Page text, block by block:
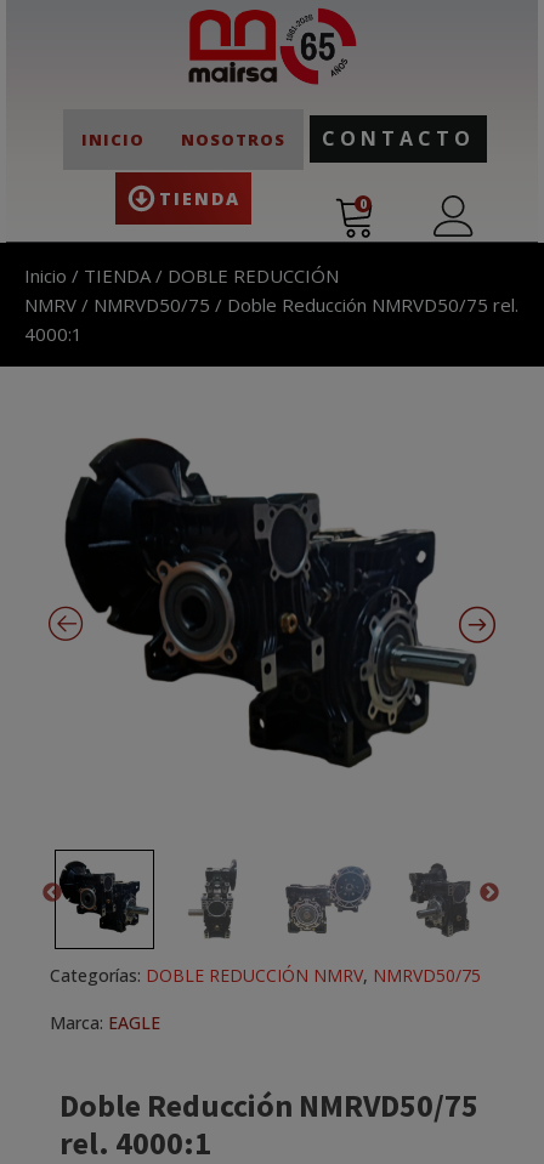
INICIO NOSOTROS
TIENDA
CONTACTO
0
Inicio / TIENDA / DOBLE REDUCCIÓN
NMRV / NMRVD50/75 / Doble Reducción NMRVD50/75 rel.
4000:1
Doble Reducción NMRVD50/75
rel. 4000:1
Categorías: DOBLE REDUCCIÓN NMRV, NMRVD50/75
Marca: EAGLE